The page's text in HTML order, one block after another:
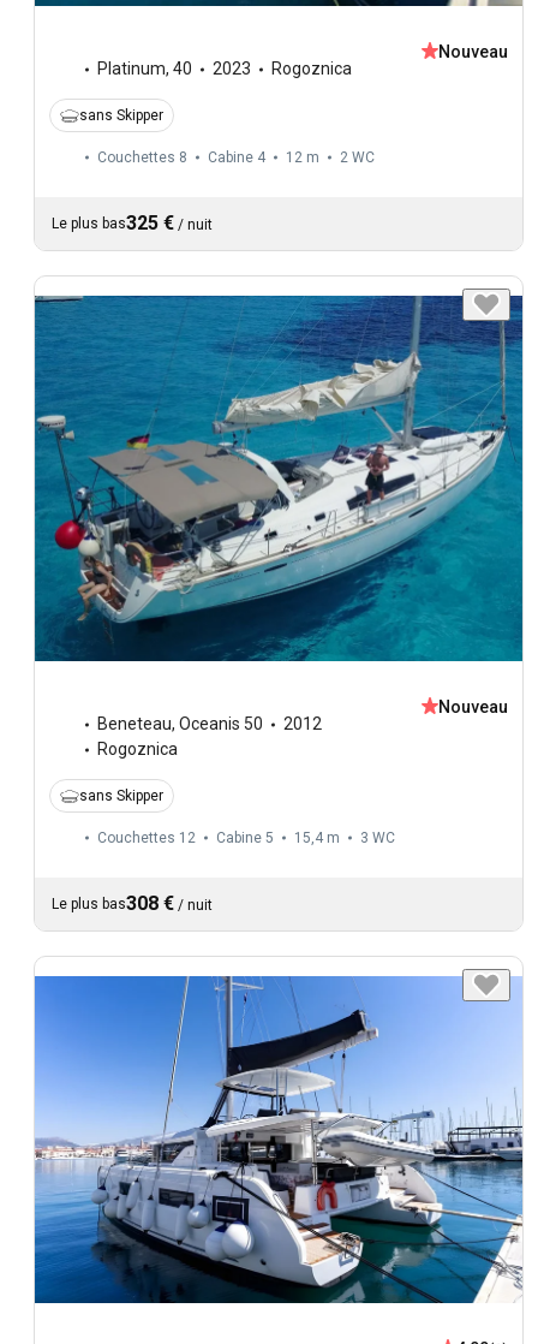
Platinum, 40 2023 Rogoznica
Nouveau
sans Skipper
Couchettes 8 Cabine 4 12 m 2 WC
Le plus bas325 € / nuit
Beneteau, Oceanis 50
2012
Rogoznica
Nouveau
sans Skipper
Couchettes 12 Cabine 5 15,4 m 3 WC
Le plus bas308 € / nuit